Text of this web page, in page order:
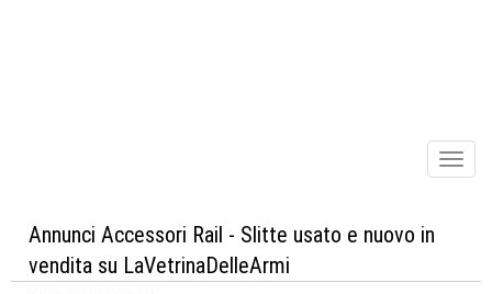
Annunci Accessori Rail - Slitte usato e nuovo in
vendita su LaVetrinaDelleArmi